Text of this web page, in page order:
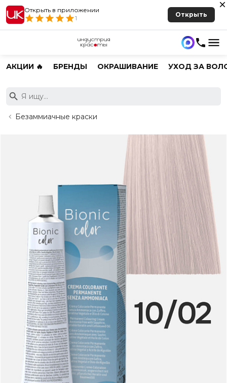
Открыть в приложении
1
Открыть
АКЦИИ 🔥 БРЕНДЫ ОКРАШИВАНИЕ УХОД ЗА
Безаммиачные краски